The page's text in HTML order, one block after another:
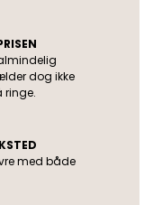
dog ikke
ringe.
med både